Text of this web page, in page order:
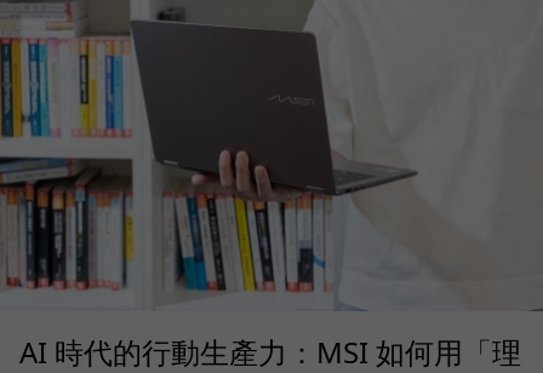
AI 時代的行動生產力：MSI 如何用「理